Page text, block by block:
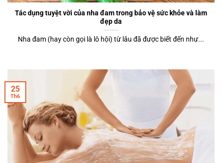
Tác dụng tuyệt vời của nha đam trong bảo vệ sức khỏe và làm
đẹp da
Nha đam (hay còn gọi là lô hội) từ lâu đã được biết đến như...
25
Th6